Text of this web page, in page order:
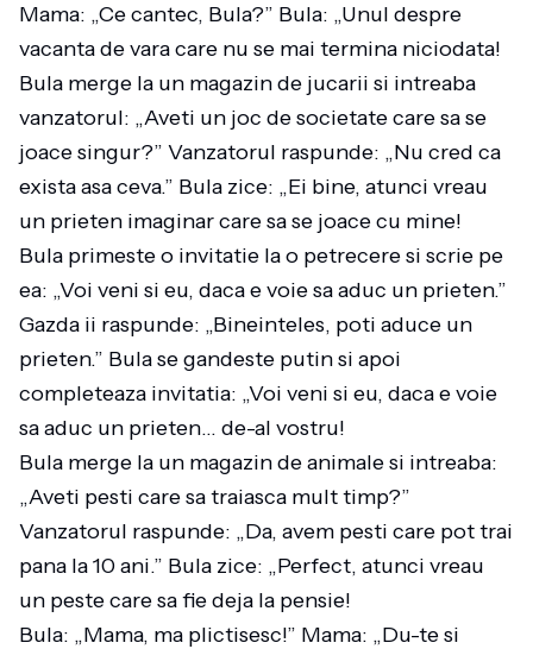
Mama: „Ce cantec, Bula?” Bula: „Unul despre
vacanta de vara care nu se mai termina niciodata!
Bula merge la un magazin de jucarii si intreaba
vanzatorul: „Aveti un joc de societate care sa se
joace singur?” Vanzatorul raspunde: „Nu cred ca
exista asa ceva.” Bula zice: „Ei bine, atunci vreau
un prieten imaginar care sa se joace cu mine!
Bula primeste o invitatie la o petrecere si scrie pe
ea: „Voi veni si eu, daca e voie sa aduc un prieten.”
Gazda ii raspunde: „Bineinteles, poti aduce un
prieten.” Bula se gandeste putin si apoi
completeaza invitatia: „Voi veni si eu, daca e voie
sa aduc un prieten… de-al vostru!
Bula merge la un magazin de animale si intreaba:
„Aveti pesti care sa traiasca mult timp?”
Vanzatorul raspunde: „Da, avem pesti care pot trai
pana la 10 ani.” Bula zice: „Perfect, atunci vreau
un peste care sa fie deja la pensie!
Bula: „Mama, ma plictisesc!” Mama: „Du-te si